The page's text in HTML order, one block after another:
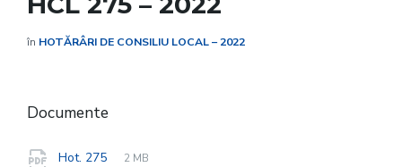
în HOTĂRÂRI DE CONSILIU LOCAL – 2022
Documente
Hot. 275
File
pdf
File
2 MB